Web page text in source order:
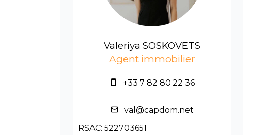
Valeriya SOSKOVETS
Agent immobilier
+33 7 82 80 22 36
val@capdom.net
RSAC: 522703651